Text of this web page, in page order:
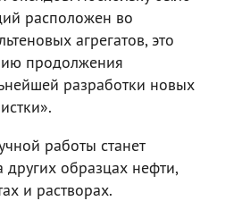
расположен во
агрегатов, это
продолжения
разработки новых
работы станет
образцах нефти,
и растворах.